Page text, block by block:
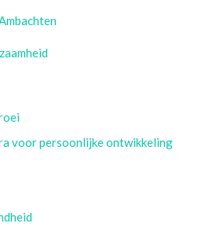
voor persoonlijke ontwikkeling